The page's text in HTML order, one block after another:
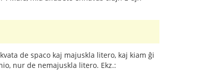
de spaco kaj majuskla litero, kaj kiam ĝi
nur de nemajuskla litero. Ekz.: